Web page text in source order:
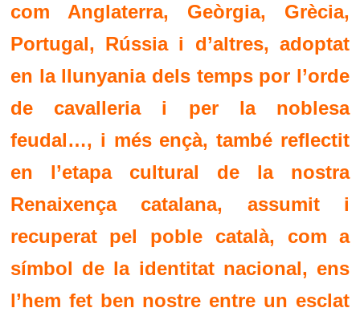
com Anglaterra, Geòrgia, Grècia,
Portugal, Rússia i d’altres, adoptat
en la llunyania dels temps por l’orde
de cavalleria i per la noblesa
feudal…, i més ençà, també reflectit
en l’etapa cultural de la nostra
Renaixença catalana, assumit i
recuperat pel poble català, com a
símbol de la identitat nacional, ens
l’hem fet ben nostre entre un esclat